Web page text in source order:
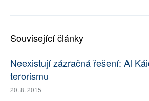
Související články
Neexistují zázračná řešení: Al
terorismu
20. 8. 2015